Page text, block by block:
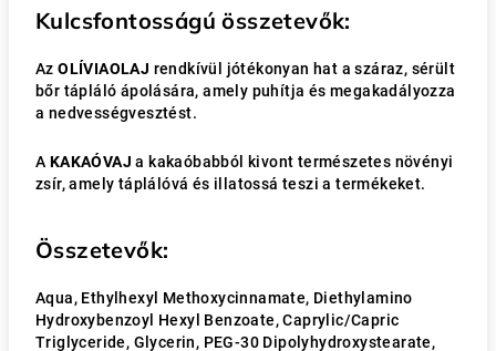
Kulcsfontosságú összetevők:
AzOLÍVIAOLAJ rendkívül jótékonyan hat a száraz, sérült
bőr tápláló ápolására, amely puhítja és megakadályozza
a nedvességvesztést.
A KAKAÓVAJ a kakaóbabból kivont természetes növényi
zsír, amely táplálóvá és illatossá teszi a termékeket.
Összetevők:
Aqua, Ethylhexyl Methoxycinnamate, Diethylamino
Hydroxybenzoyl Hexyl Benzoate, Caprylic/Capric
Triglyceride, Glycerin, PEG-30 Dipolyhydroxystearate,